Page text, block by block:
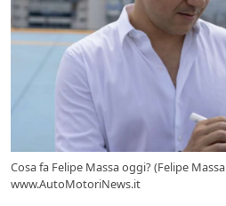
Cosa fa Felipe Massa oggi? (Felipe
www.AutoMotoriNews.it